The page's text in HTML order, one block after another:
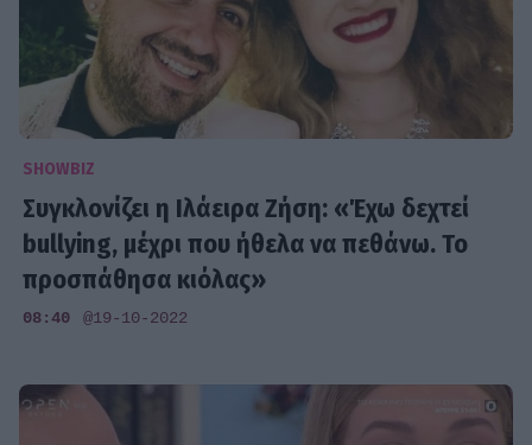
SHOWBIZ
Συγκλονίζει η Ιλάειρα Ζήση: «Έχω δεχτεί
bullying, μέχρι που ήθελα να πεθάνω. Το
προσπάθησα κιόλας»
08:40 @19-10-2022